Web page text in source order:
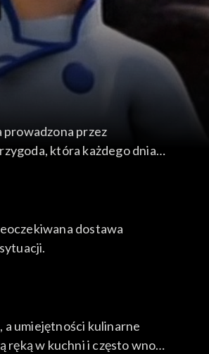
prowadzona przez
która każdego dnia
dostawa
a umiejętności kulinarne
ręką w kuchni i często wnosi